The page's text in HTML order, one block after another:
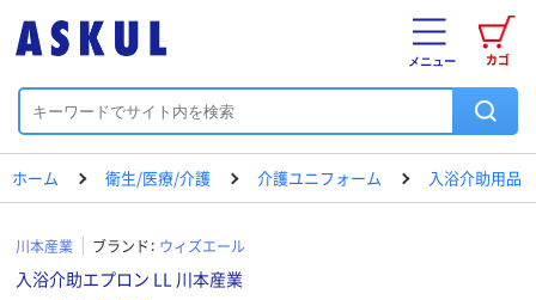
カゴ
メニュー
ホーム 衛生/医療/介護 介護ユニフォーム 入浴介助用品
川本産業 ブランド： ウィズエール
入浴介助エプロン LL 川本産業